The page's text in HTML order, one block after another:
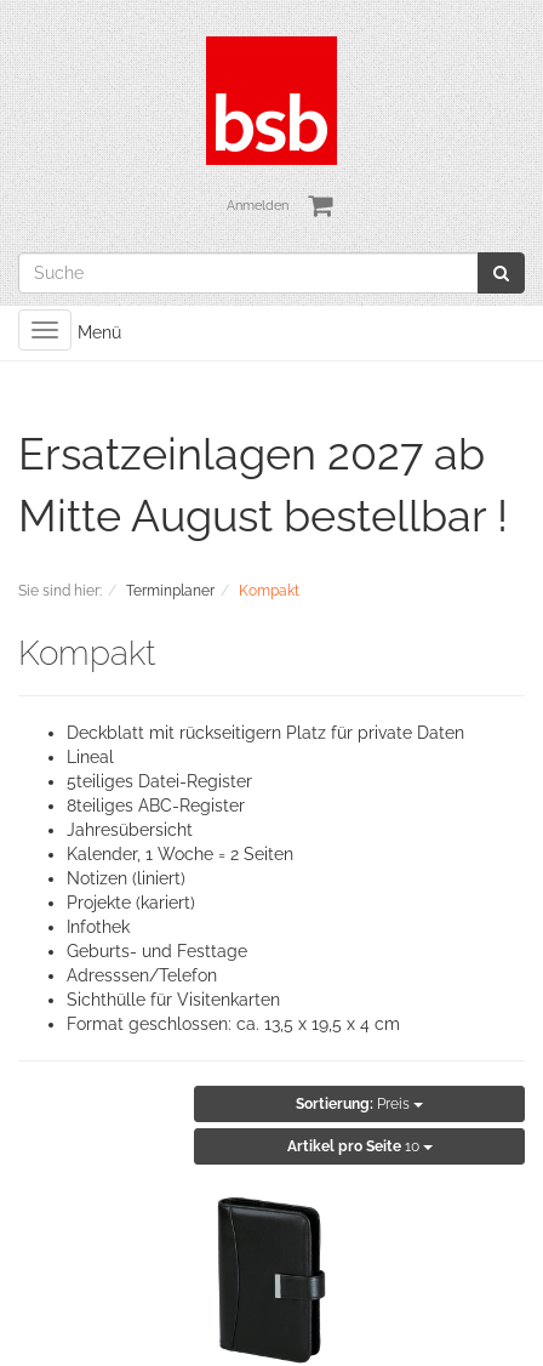
Anmelden
Toggle
navigation
Menü
Ersatzeinlagen 2027 ab
Mitte August bestellbar !
Sie sind hier: Terminplaner Kompakt
Kompakt
Deckblatt mit rückseitigern Platz für private Daten
Lineal
5teiliges Datei-Register
8teiliges ABC-Register
Jahresübersicht
Kalender, 1 Woche = 2 Seiten
Notizen (liniert)
Projekte (kariert)
Infothek
Geburts- und Festtage
Adresssen/Telefon
Sichthülle für Visitenkarten
Format geschlossen: ca. 13,5 x 19,5 x 4 cm
Sortierung: Preis
Artikel pro Seite 10